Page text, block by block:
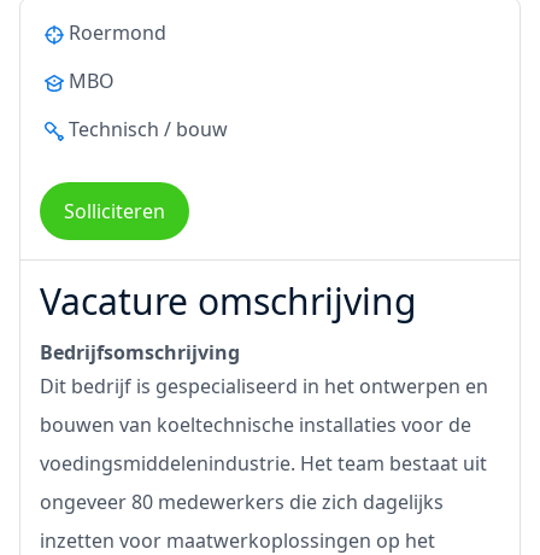
Roermond
MBO
Technisch / bouw
Solliciteren
Vacature omschrijving
Bedrijfsomschrijving
Dit bedrijf is gespecialiseerd in het ontwerpen en
bouwen van koeltechnische installaties voor de
voedingsmiddelenindustrie. Het team bestaat uit
ongeveer 80 medewerkers die zich dagelijks
inzetten voor maatwerkoplossingen op het